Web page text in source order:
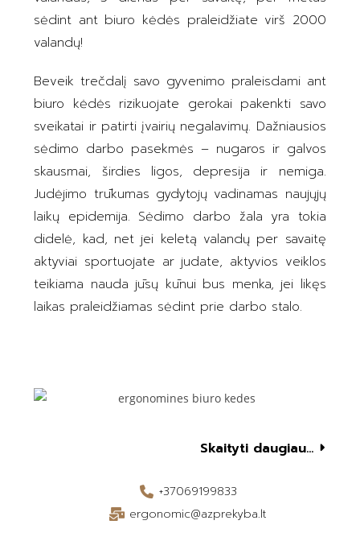
sėdint ant biuro kėdės praleidžiate virš 2000
valandų!
Beveik trečdalį savo gyvenimo praleisdami ant
biuro kėdės rizikuojate gerokai pakenkti savo
sveikatai ir patirti įvairių negalavimų. Dažniausios
sėdimo darbo pasekmės – nugaros ir galvos
skausmai, širdies ligos, depresija ir nemiga.
Judėjimo trūkumas gydytojų vadinamas naujųjų
laikų epidemija. Sėdimo darbo žala yra tokia
didelė, kad, net jei keletą valandų per savaitę
aktyviai sportuojate ar judate, aktyvios veiklos
teikiama nauda jūsų kūnui bus menka, jei likęs
laikas praleidžiamas sėdint prie darbo stalo.
Skaityti daugiau...
+37069199833
ergonomic@azprekyba.lt